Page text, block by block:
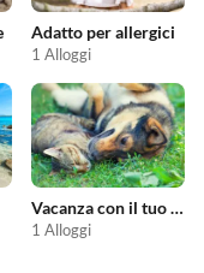
Adatto per allergici
1 Alloggi
Vacanza con il tuo animale domestico
1 Alloggi